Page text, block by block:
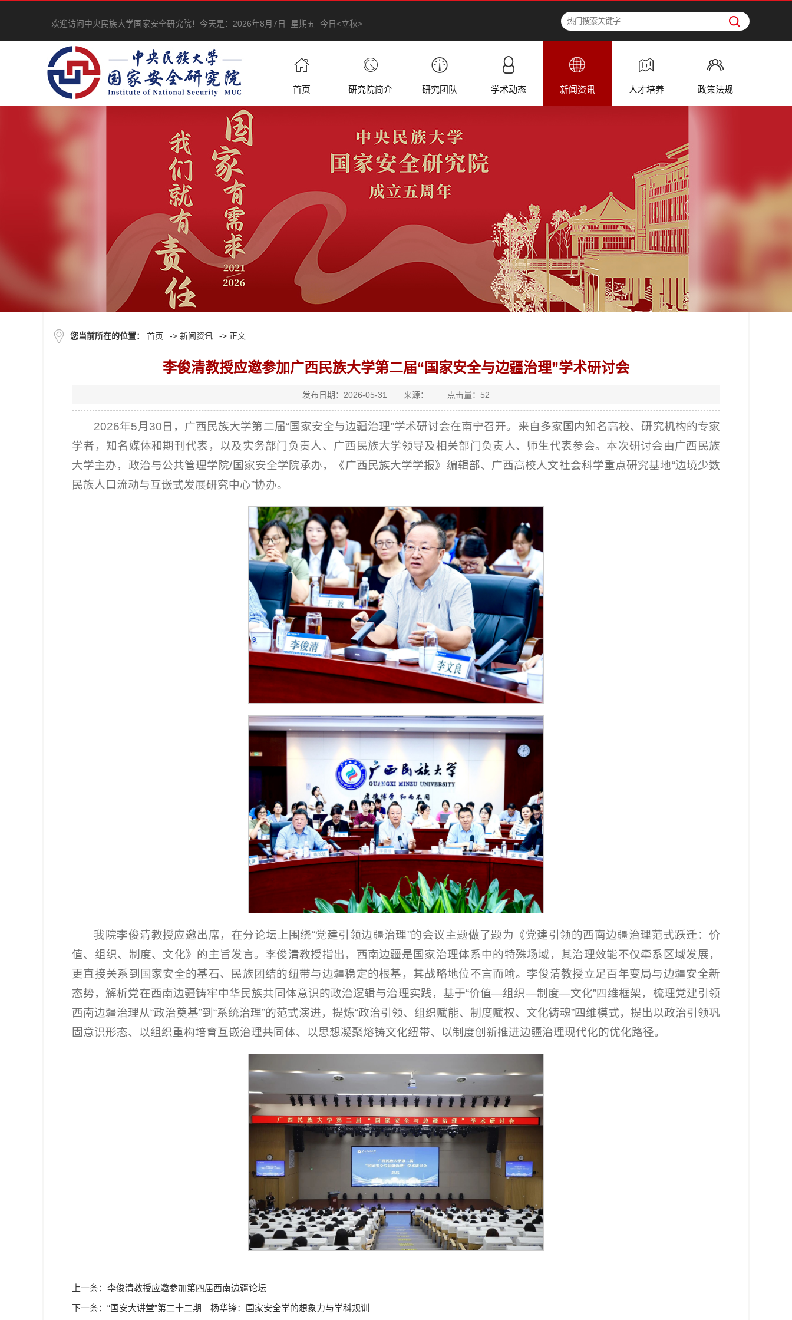
欢迎访问中央民族大学国家安全研究院！ 今天是： 2026年8月7日 星期五 今日<立秋>
首页 研究院简介 研究团队 学术动态 新闻资讯 人才培养 政策法规
您当前所在的位置： 首页 -> 新闻资讯 -> 正文
李俊清教授应邀参加广西民族大学第二届“国家安全与边疆治理”学术研讨会
发布日期：2026-05-31 来源： 点击量： 52
2026年5月30日，广西民族大学第二届“国家安全与边疆治理”学术研讨会在南宁召开。来自多家国内知名高校、研究机构的专家
学者，知名媒体和期刊代表，以及实务部门负责人、广西民族大学领导及相关部门负责人、师生代表参会。本次研讨会由广西民族
大学主办，政治与公共管理学院/国家安全学院承办，《广西民族大学学报》编辑部、广西高校人文社会科学重点研究基地“边境少数
民族人口流动与互嵌式发展研究中心”协办。
我院李俊清教授应邀出席，在分论坛上围绕“党建引领边疆治理”的会议主题做了题为《党建引领的西南边疆治理范式跃迁：价
值、组织、制度、文化》的主旨发言。李俊清教授指出，西南边疆是国家治理体系中的特殊场域，其治理效能不仅牵系区域发展，
更直接关系到国家安全的基石、民族团结的纽带与边疆稳定的根基，其战略地位不言而喻。李俊清教授立足百年变局与边疆安全新
态势，解析党在西南边疆铸牢中华民族共同体意识的政治逻辑与治理实践，基于“价值—组织—制度—文化”四维框架，梳理党建引领
西南边疆治理从“政治奠基”到“系统治理”的范式演进，提炼“政治引领、组织赋能、制度赋权、文化铸魂”四维模式，提出以政治引领巩
固意识形态、以组织重构培育互嵌治理共同体、以思想凝聚熔铸文化纽带、以制度创新推进边疆治理现代化的优化路径。
上一条： 李俊清教授应邀参加第四届西南边疆论坛
下一条： “国安大讲堂”第二十二期｜杨华锋：国家安全学的想象力与学科规训